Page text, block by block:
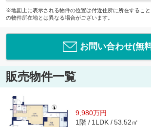
※地図上に表示される物件の位置は付近住所に所在するこ
の物件所在地とは異なる場合がございます。
お問い合わせ(無
販売物件一覧
9,980万円
1階 1LDK 53.52㎡